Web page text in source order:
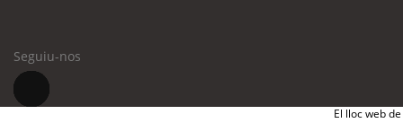
Seguiu-nos
El lloc web